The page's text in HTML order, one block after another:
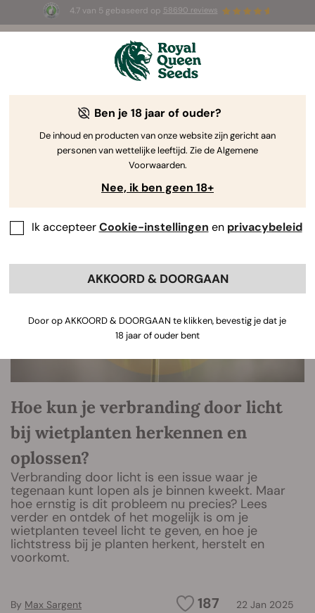
4.7 van 5 gebaseerd op 58690 reviews
☀️ Summer Sales: tot wel 50% korting
op geselecteerde producten! ⏤
The RQS Blog
Cannabis Lifestyle Blogs
Hoe kun je verbranding door licht
bij wietplanten herkennen en
oplossen?
Verbranding door licht is een issue waar je
tegenaan kunt lopen als je binnen kweekt. Maar
hoe ernstig is dit probleem nu precies? Lees
verder en ontdek of het mogelijk is om je
wietplanten teveel licht te geven, en hoe je
lichtstress bij je planten herkent, herstelt en
voorkomt.
187 22 Jan 2025
By Max Sargent
Ben je 18 jaar of ouder?
De inhoud en producten van onze website zijn gericht aan
personen van wettelijke leeftijd. Zie de Algemene
Voorwaarden.
Nee, ik ben geen 18+
Ik accepteerCookie-instellingen en privacybeleid
AKKOORD & DOORGAAN
Door op AKKOORD & DOORGAAN te klikken, bevestig je dat je
18 jaar of ouder bent